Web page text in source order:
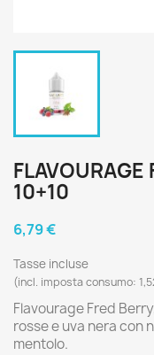
FLAVOURAGE
10+10
6,79 €
Tasse incluse
(incl. imposta consumo:
Flavourage Fred
rosse e uva nera con
mentolo.